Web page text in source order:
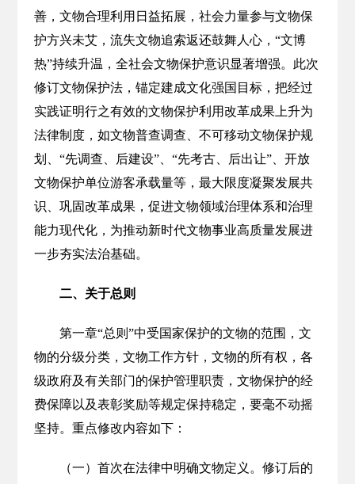
善，文物合理利用日益拓展，社会力量参与文物保
护方兴未艾，流失文物追索返还鼓舞人心，“文博
热”持续升温，全社会文物保护意识显著增强。此次
修订文物保护法，锚定建成文化强国目标，把经过
实践证明行之有效的文物保护利用改革成果上升为
法律制度，如文物普查调查、不可移动文物保护规
划、“先调查、后建设”、“先考古、后出让”、开放
文物保护单位游客承载量等，最大限度凝聚发展共
识、巩固改革成果，促进文物领域治理体系和治理
能力现代化，为推动新时代文物事业高质量发展进
一步夯实法治基础。
二、关于总则
第一章“总则”中受国家保护的文物的范围，文
物的分级分类，文物工作方针，文物的所有权，各
级政府及有关部门的保护管理职责，文物保护的经
费保障以及表彰奖励等规定保持稳定，要毫不动摇
坚持。重点修改内容如下：
（一）首次在法律中明确文物定义。修订后的